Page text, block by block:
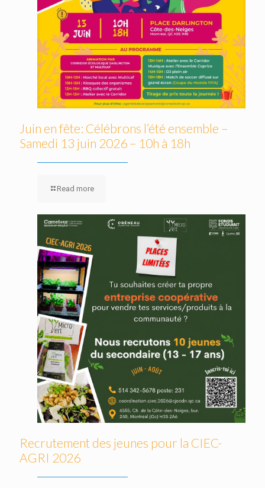
Juin en fête: Célébrons l’été ensemble –
Samedi 13 juin 2026 – 10h à 18h
Read more
Recrutement des jeunes pour la CIEC-
AGRI 2026